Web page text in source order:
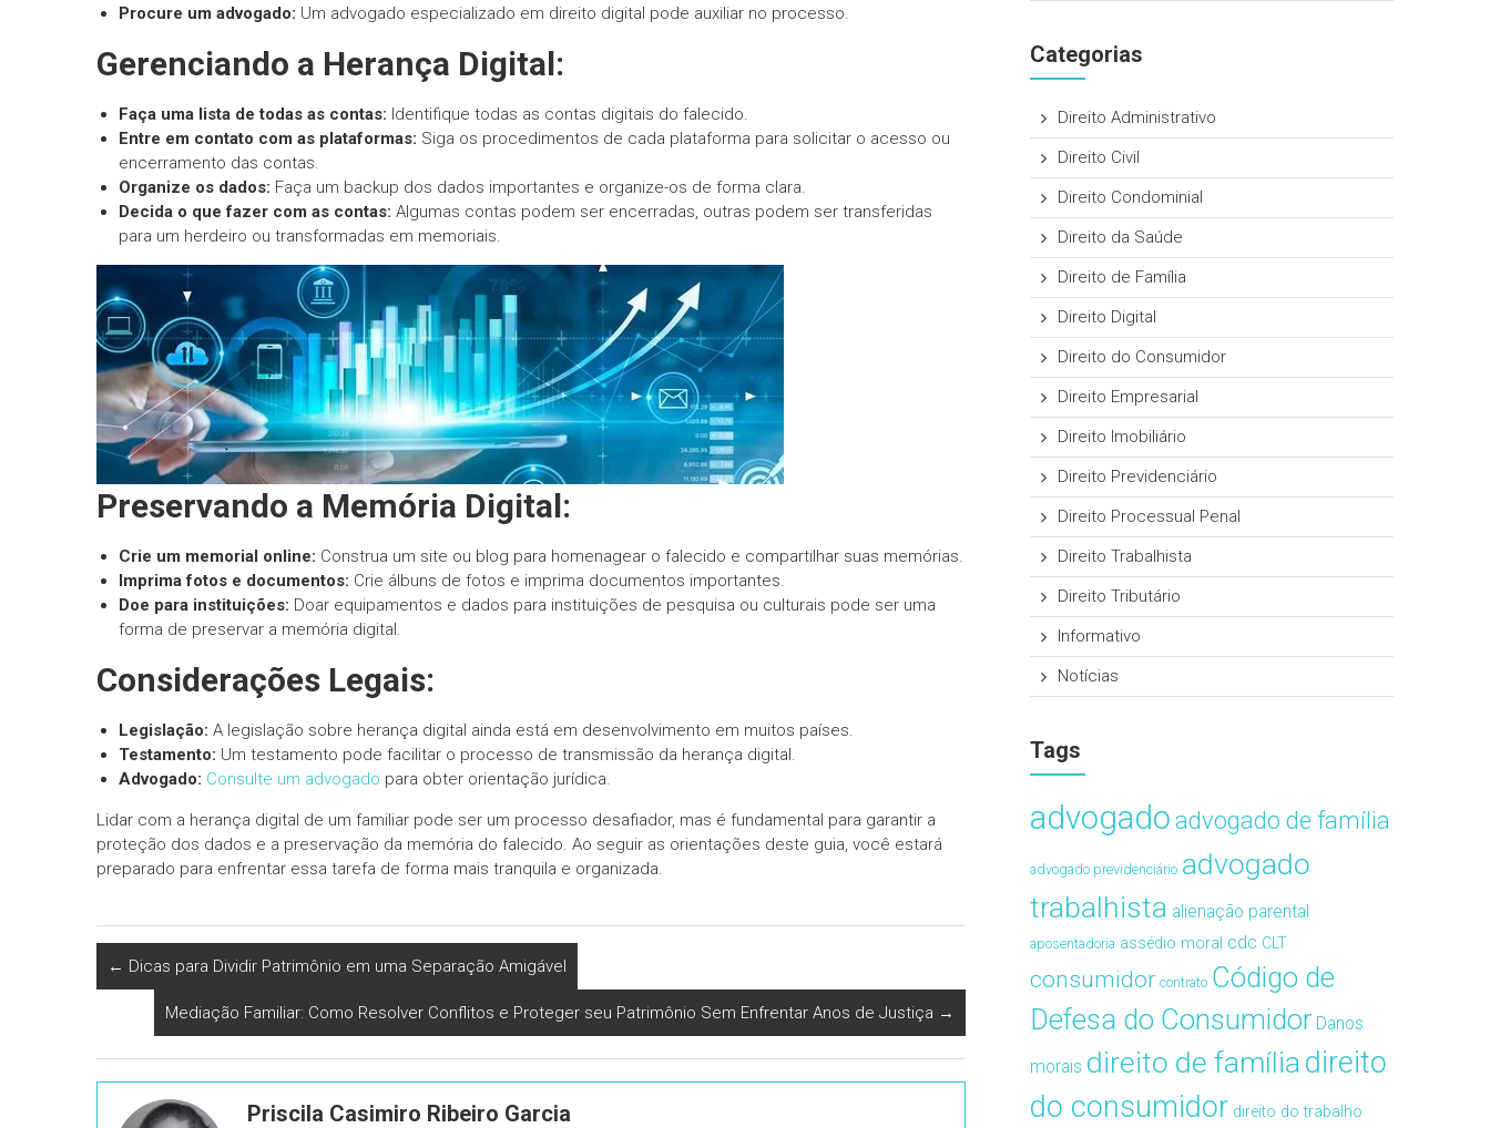
Procure um advogado: Um advogado especializado em direito digital pode auxiliar no processo.
Gerenciando a Herança Digital:
Faça uma lista de todas as contas: Identifique todas as contas digitais do falecido.
Entre em contato com as plataformas: Siga os procedimentos de cada plataforma para solicitar o acesso ou
encerramento das contas.
Organize os dados: Faça um backup dos dados importantes e organize-os de forma clara.
Decida o que fazer com as contas: Algumas contas podem ser encerradas, outras podem ser transferidas
para um herdeiro ou transformadas em memoriais.
Preservando a Memória Digital:
Crie um memorial online: Construa um site ou blog para homenagear o falecido e compartilhar suas memórias.
Imprima fotos e documentos: Crie álbuns de fotos e imprima documentos importantes.
Doe para instituições: Doar equipamentos e dados para instituições de pesquisa ou culturais pode ser uma
forma de preservar a memória digital.
Considerações Legais:
Legislação: A legislação sobre herança digital ainda está em desenvolvimento em muitos países.
Testamento: Um testamento pode facilitar o processo de transmissão da herança digital.
Advogado: Consulte um advogado para obter orientação jurídica.
Lidar com a herança digital de um familiar pode ser um processo desafiador, mas é fundamental para garantir a
proteção dos dados e a preservação da memória do falecido. Ao seguir as orientações deste guia, você estará
preparado para enfrentar essa tarefa de forma mais tranquila e organizada.
← Dicas para Dividir Patrimônio em uma Separação Amigável
Mediação Familiar: Como Resolver Conflitos e Proteger seu Patrimônio Sem Enfrentar Anos de Justiça →
Priscila Casimiro Ribeiro Garcia
Categorias
Direito Administrativo
Direito Civil
Direito Condominial
Direito da Saúde
Direito de Família
Direito Digital
Direito do Consumidor
Direito Empresarial
Direito Imobiliário
Direito Previdenciário
Direito Processual Penal
Direito Trabalhista
Direito Tributário
Informativo
Notícias
Tags
advogado advogado de família
advogado previdenciário advogado
trabalhista alienação parental
aposentadoria assédio moral cdc CLT
consumidor contrato Código de
Defesa do Consumidor Danos
morais direito de famíliadireito
do consumidor direito do trabalho